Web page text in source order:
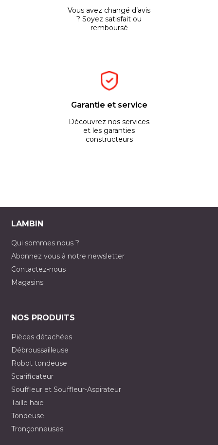
Vous avez changé d’avis
? Soyez satisfait ou
remboursé
Garantie et service
Découvrez nos services
et les garanties
constructeurs
LAMBIN
Qui sommes nous ?
Abonnez vous à notre newsletter
Contactez-nous
Magasins
NOS PRODUITS
Pièces détachées
Débroussailleuse
Robot tondeuse
Scarificateur
Souffleur et Souffleur-Aspirateur
Taille haie
Tondeuse
Tronçonneuses